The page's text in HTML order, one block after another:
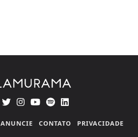
ANUNCIE CONTATO PRIVACIDADE